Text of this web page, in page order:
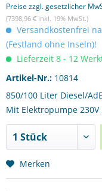
Preise zzgl. gesetzlicher
(7398,96 € inkl. 19% MwSt.)
Versandkostenfrei
(Festland ohne Inseln)!
Lieferzeit 8 - 12
Artikel-Nr.: 10814
850/100 Liter Diesel/
Mit Elektropumpe 230V
Merken